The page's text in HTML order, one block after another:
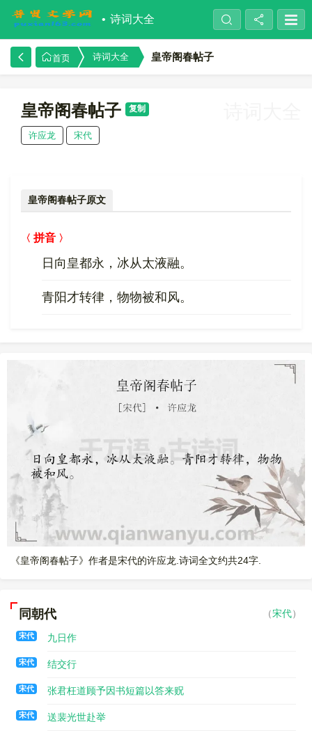
诗词大全
首页 诗词大全 皇帝阁春帖子
皇帝阁春帖子 复制
许应龙 宋代
皇帝阁春帖子原文
拼音
日向皇都永，冰从太液融。
青阳才转律，物物被和风。
《皇帝阁春帖子》作者是宋代的许应龙.诗词全文约共24字.
同朝代 （宋代）
宋代 九日作
宋代 结交行
宋代 张君枉道顾予因书短篇以答来贶
宋代 送裴光世赴举